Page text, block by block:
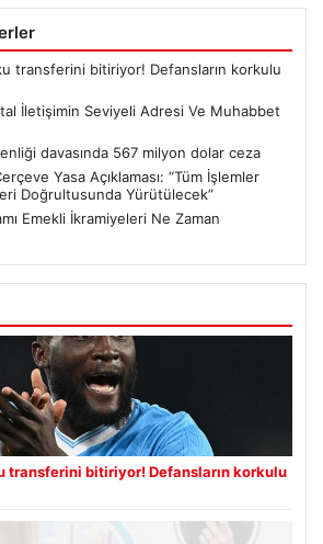
transferini bitiriyor! Defansların korkulu
İletişimin Seviyeli Adresi Ve Muhabbet
davasında 567 milyon dolar ceza
Yasa Açıklaması: “Tüm İşlemler
Doğrultusunda Yürütülecek”
Emekli İkramiyeleri Ne Zaman
transferini bitiriyor! Defansların korkulu